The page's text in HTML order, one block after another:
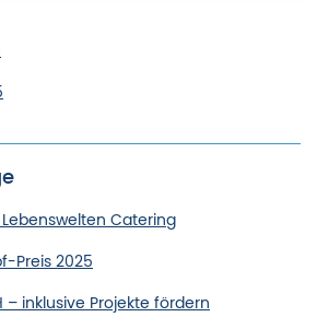
Catering
Preis 2025
– inklusive Projekte fördern